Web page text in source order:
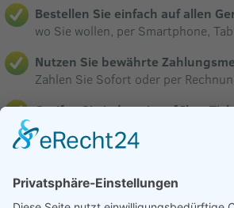
Bestellen Sie einfach auf allen
wo Sie wollen, per Smartphone,
Nutzen Sie bewährte
Zahlen Sie Sofort oder per
Greifen Sie jederzeit auf Ihre
über die Ticketbox haben Sie
Veranstalter verkaufen bei uns zu